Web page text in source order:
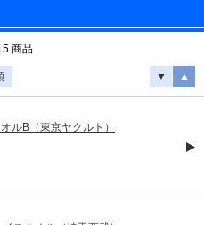
商品
▼ ▲
ルB（東京ヤクルト）